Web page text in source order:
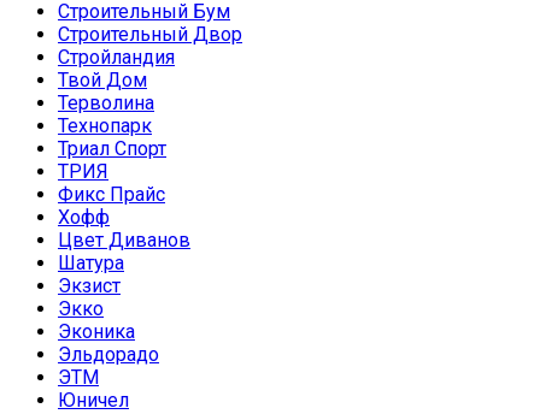
Строительный Бум
Строительный Двор
Стройландия
Твой Дом
Терволина
Технопарк
Триал Спорт
ТРИЯ
Фикс Прайс
Хофф
Цвет Диванов
Шатура
Экзист
Экко
Эконика
Эльдорадо
ЭТМ
Юничел